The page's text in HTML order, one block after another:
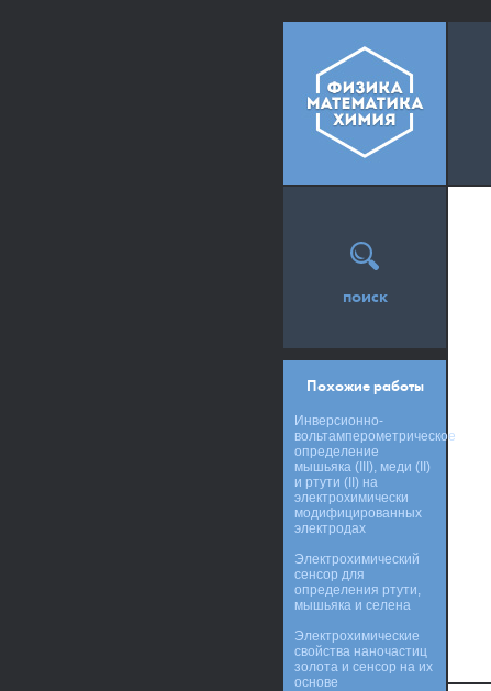
поиск
Похожие работы
Инверсионно-
вольтамперометрическое
определение
мышьяка (III), меди (II)
и ртути (II) на
электрохимически
модифицированных
электродах
Электрохимический
сенсор для
определения ртути,
мышьяка и селена
Электрохимические
свойства наночастиц
золота и сенсор на их
основе